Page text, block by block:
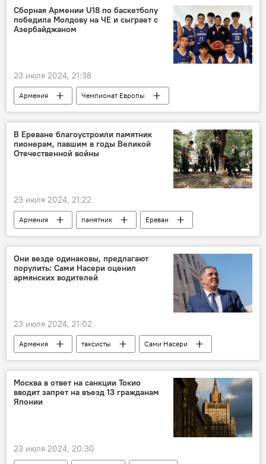
Сборная Армении U18 по баскетболу
победила Молдову на ЧЕ и сыграет с
Азербайджаном
23 июля 2024, 21:38
Армения
Чемпионат Европы
баскетбол
Спорт
Новости Армения
В Ереване благоустроили памятник
пионерам, павшим в годы Великой
Отечественной войны
23 июля 2024, 21:22
Армения памятник
Ереван
Общество
Новости Армения
Они везде одинаковы, предлагают
порулить: Сами Насери оценил
армянских водителей
23 июля 2024, 21:02
Армения таксисты
Сами Насери
Общество
Новости Армения
Москва в ответ на санкции Токио
вводит запрет на въезд 13 гражданам
Японии
23 июля 2024, 20:30